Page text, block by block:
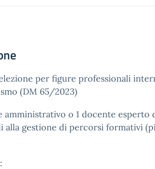
per figure professionali
(DM 65/2023)
amministrativo o 1 docente
alla gestione di percorsi formativi